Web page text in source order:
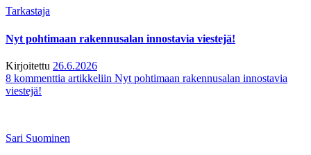
Tarkastaja
Nyt pohtimaan rakennusalan innostavia viestejä!
Kirjoitettu 26.6.2026
8 kommenttia artikkeliin Nyt pohtimaan rakennusalan innostavia
viestejä!
Sari Suominen